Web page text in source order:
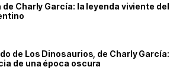
de Charly García: la leyenda viviente del
de Los Dinosaurios, de Charly García:
de una época oscura